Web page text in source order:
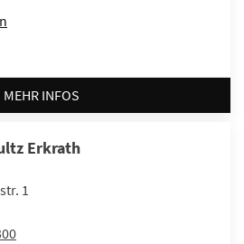
MEHR INFOS
Erkrath
1